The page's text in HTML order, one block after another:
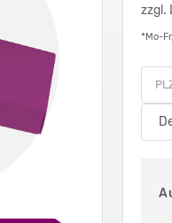
zzgl.
*Mo-